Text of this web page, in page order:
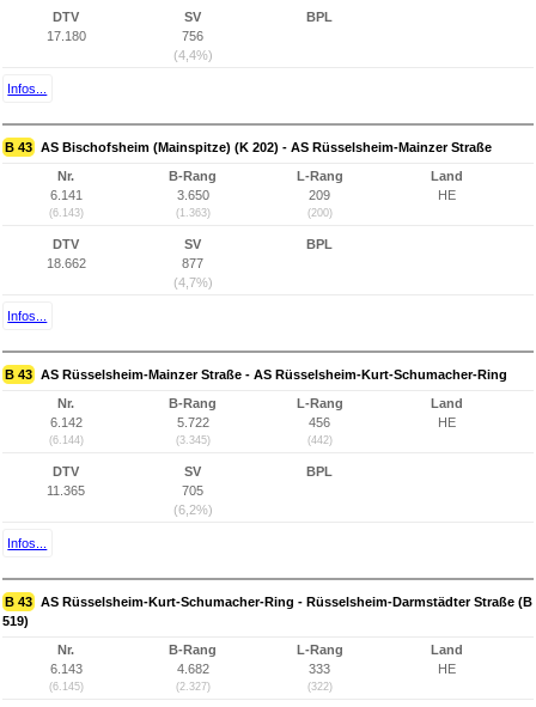
DTV
17.180
SV
756
(4,4%)
BPL
Infos...
B 43 AS Bischofsheim (Mainspitze) (K 202) - AS Rüsselsheim-Mainzer Straße
Nr.
6.141
(6.143)
B-Rang
3.650
(1.363)
L-Rang
209
(200)
Land
HE
DTV
18.662
SV
877
(4,7%)
BPL
Infos...
B 43 AS Rüsselsheim-Mainzer Straße - AS Rüsselsheim-Kurt-Schumacher-Ring
Nr.
6.142
(6.144)
B-Rang
5.722
(3.345)
L-Rang
456
(442)
Land
HE
DTV
11.365
SV
705
(6,2%)
BPL
Infos...
B 43 AS Rüsselsheim-Kurt-Schumacher-Ring - Rüsselsheim-Darmstädter Straße (B
519)
Nr.
6.143
(6.145)
B-Rang
4.682
(2.327)
L-Rang
333
(322)
Land
HE